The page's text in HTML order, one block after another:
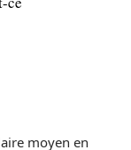
moyen en